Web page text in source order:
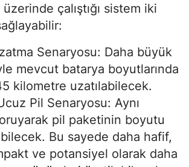
çalıştığı sistem iki
Senaryosu: Daha büyük
mevcut batarya boyutlarında
kilometre uzatılabilecek.
Pil Senaryosu: Aynı
pil paketinin boyutu
Bu sayede daha hafif,
ve potansiyel olarak daha